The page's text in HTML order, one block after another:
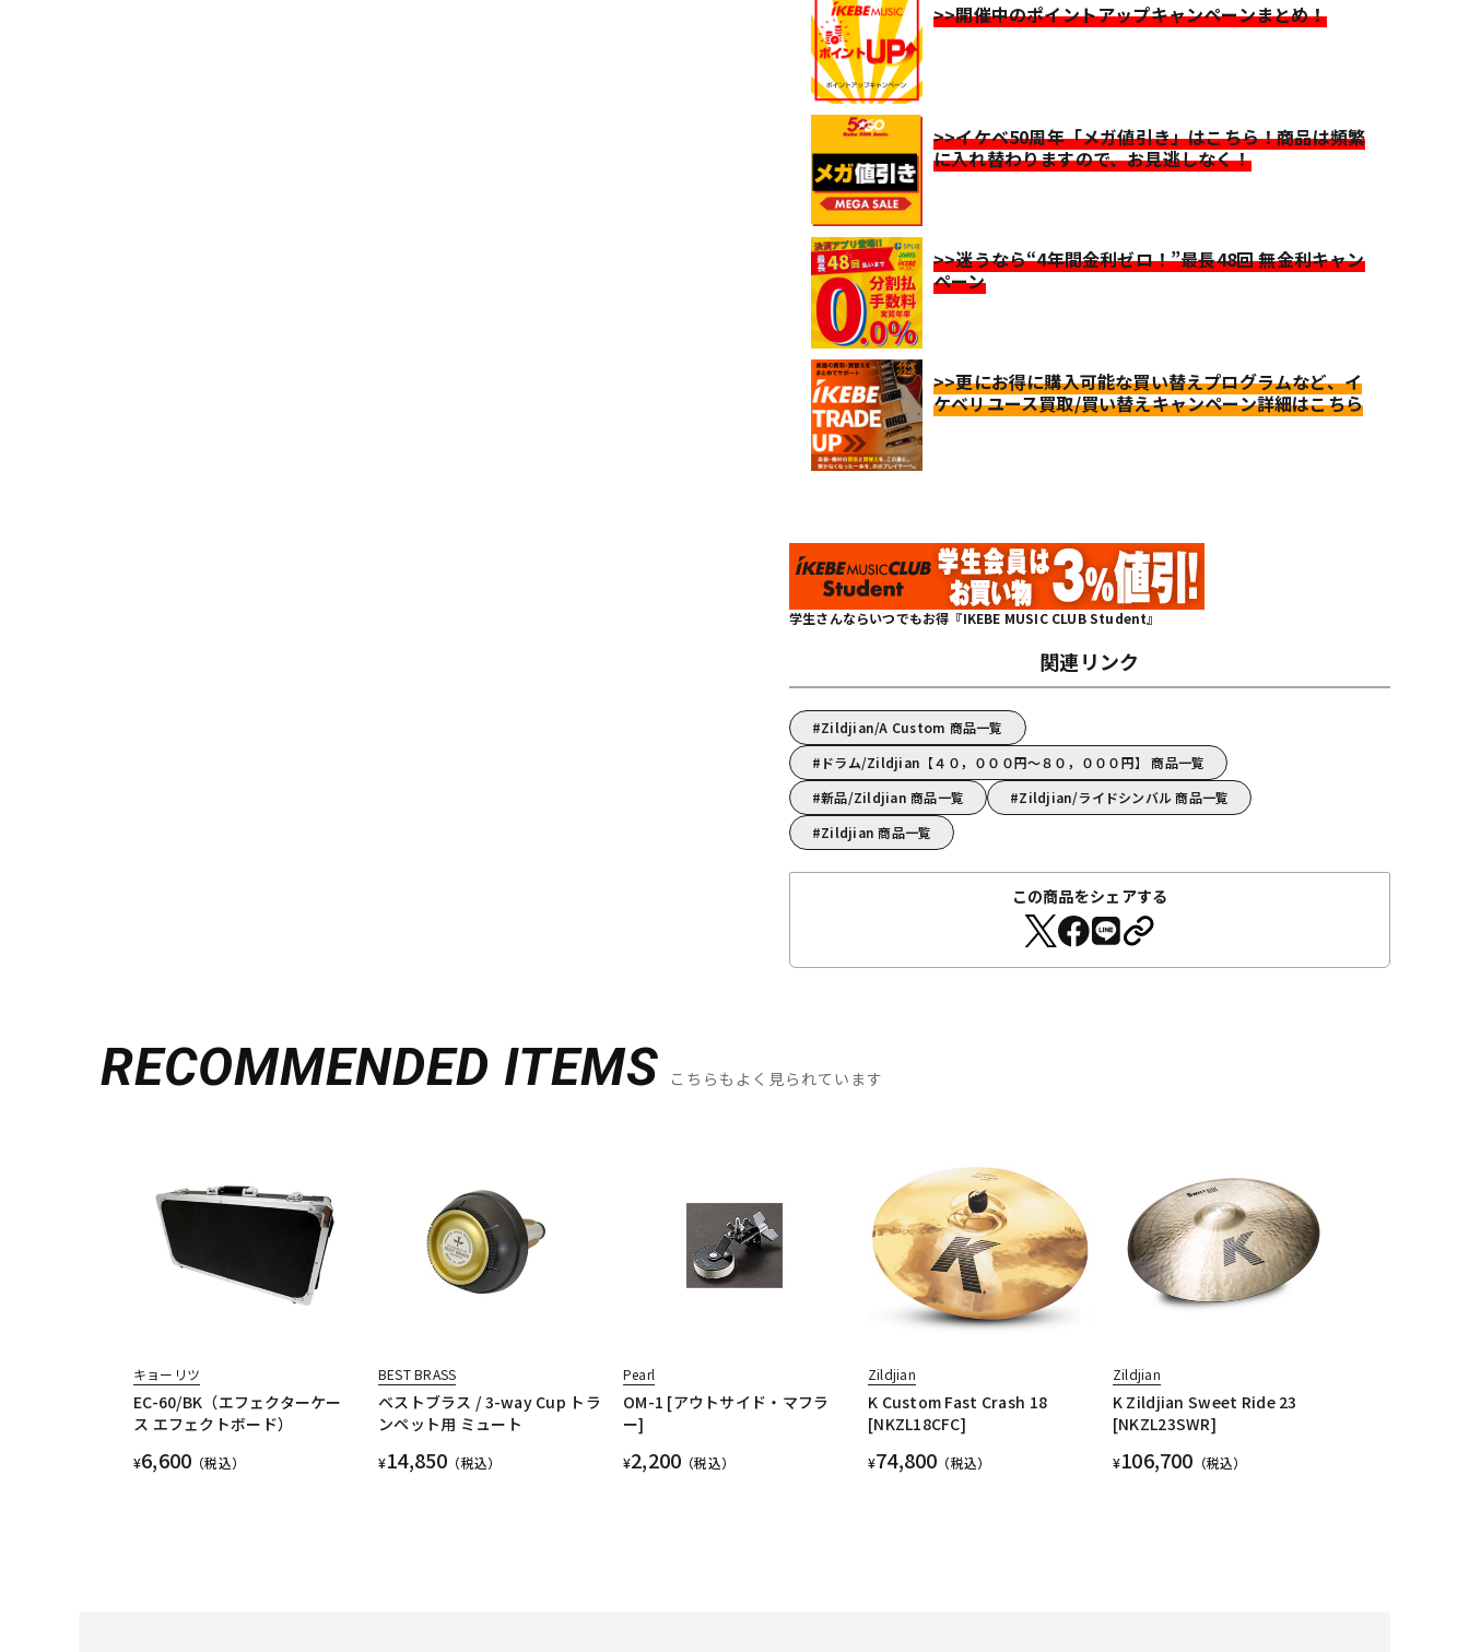
>>開催中のポイントアップキャンペーンまとめ！
>>イケベ50周年「メガ値引き」はこちら！商品は頻繁
に入れ替わりますので、お見逃しなく！
>>迷うなら“4年間金利ゼロ！”最長48回 無金利キャン
ペーン
>>更にお得に購入可能な買い替えプログラムなど、イ
ケベリユース買取/買い替えキャンペーン詳細はこちら
学生さんならいつでもお得『IKEBE MUSIC CLUB Student』
関連リンク
Zildjian/A Custom 商品一覧
ドラム/Zildjian【４０，０００円～８０，０００円】 商品一覧
新品/Zildjian 商品一覧
Zildjian/ライドシンバル 商品一覧
Zildjian 商品一覧
この商品をシェアする
RECOMMENDED ITEMS こちらもよく見られています
キョーリツ
EC-60/BK（エフェクターケー
ス エフェクトボード）
¥6,600 （税込）
BEST BRASS
ベストブラス / 3-way Cup トラ
ンペット用 ミュート
¥14,850 （税込）
Pearl
OM-1 [アウトサイド・マフラ
ー]
¥2,200 （税込）
Zildjian
K Custom Fast Crash 18
[NKZL18CFC]
¥74,800 （税込）
Zildjian
K Zildjian Sweet Ride 23
[NKZL23SWR]
¥106,700 （税込）